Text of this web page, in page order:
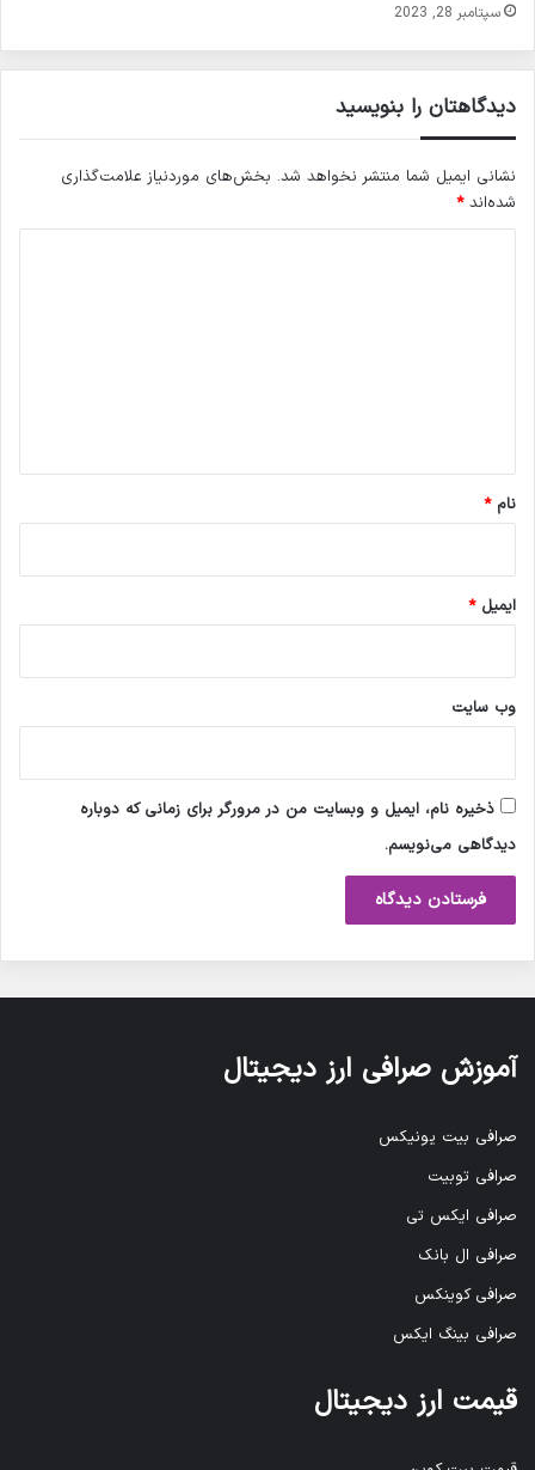
سپتامبر 28, 2023
دیدگاهتان را بنویسید
نشانی ایمیل شما منتشر نخواهد شد. بخش‌های موردنیاز علامت‌گذاری
شده‌اند*
نام*
ایمیل*
وب‌ سایت
ذخیره نام، ایمیل و وبسایت من در مرورگر برای زمانی که دوباره
دیدگاهی می‌نویسم.
آموزش صرافی ارز دیجیتال
صرافی بیت یونیکس
صرافی توبیت
صرافی ایکس تی
صرافی ال بانک
صرافی کوینکس
صرافی بینگ ایکس
قیمت ارز دیجیتال